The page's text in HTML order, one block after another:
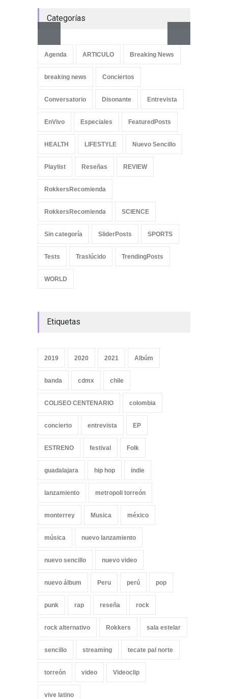
Categorías
Agenda ARTICULO Breaking News
breaking news Conciertos
Conversatorio Disonante Entrevista
EnVivo Especiales FeaturedPosts
HEALTH LIFESTYLE Nuevo Sencillo
Playlist Reseñas REVIEW
RokkersRecomienda
RokkersRecomienda SCIENCE
Sin categoría SliderPosts SPORTS
Tests Traslúcido TrendingPosts
WORLD
Etiquetas
2019 2020 2021 Albúm
banda cdmx chile
COLISEO CENTENARIO colombia
concierto entrevista EP
ESTRENO festival Folk
guadalajara hip hop indie
lanzamiento metropoli torreón
monterrey Musica méxico
música nuevo lanzamiento
nuevo sencillo nuevo video
nuevo álbum Peru perú pop
punk rap reseña rock
rock alternativo Rokkers sala estelar
sencillo streaming tecate pal norte
torreón video Videoclip
vive latino